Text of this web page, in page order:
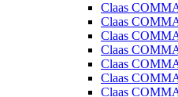
Claas
Claas
Claas
Claas
Claas
Claas
Claas